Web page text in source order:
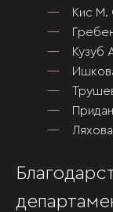
Кис М.
Кузуб